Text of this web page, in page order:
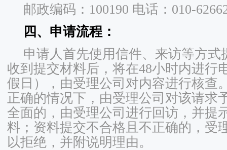
邮政编码：100190 电话：010-
四、申请流程：
申请人首先使用信件、来访等方式
收到提交材料后，将在48小时内进行
假日），由受理公司对内容进行核查
正确的情况下，由受理公司对该请求
全面的，由受理公司进行回访，并提
料；资料提交不合格且不正确的，受
以拒绝，并附说明理由。